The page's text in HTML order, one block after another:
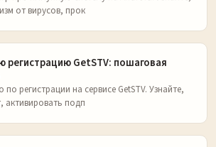
от вирусов, прок
регистрацию GetSTV: пошаговая
регистрации на сервисе GetSTV. Узнайте,
активировать подп